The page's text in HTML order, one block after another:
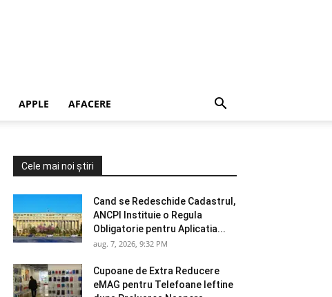
APPLE AFACERE
Cele mai noi știri
Cand se Redeschide Cadastrul,
ANCPI Instituie o Regula
Obligatorie pentru Aplicatia...
aug. 7, 2026, 9:32 PM
Cupoane de Extra Reducere
eMAG pentru Telefoane Ieftine